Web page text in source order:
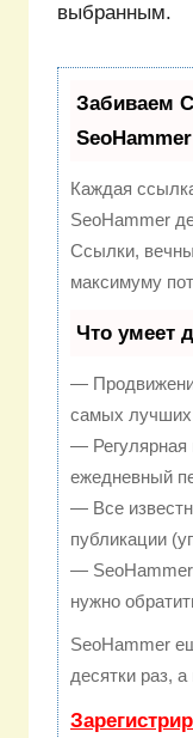
выбранным.
Забиваем
SeoHammer
Каждая
SeoHammer
Ссылки,
максимуму
Что умеет
—
самых лучших
— Регулярная
ежедневный
— Все
публикации
— SeoHammer
нужно
SeoHammer
десятки раз,